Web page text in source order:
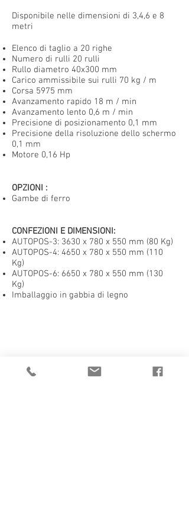
Disponibile nelle dimensioni di 3,4,6 e 8
metri
Elenco di taglio a 20 righe
Numero di rulli 20 rulli
Rullo diametro 40x300 mm
Carico ammissibile sui rulli 70 kg / m
Corsa 5975 mm
Avanzamento rapido 18 m / min
Avanzamento lento 0,6 m / min
Precisione di posizionamento 0,1 mm
Precisione della risoluzione dello schermo
0,1 mm
Motore 0,16 Hp
OPZIONI :
Gambe di ferro
CONFEZIONI E DIMENSIONI:
AUTOPOS-3: 3630 x 780 x 550 mm (80 Kg)
AUTOPOS-4: 4650 x 780 x 550 mm (110
Kg)
AUTOPOS-6: 6650 x 780 x 550 mm (130
Kg)
Imballaggio in gabbia di legno